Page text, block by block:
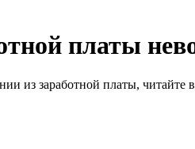
платы
из заработной платы,